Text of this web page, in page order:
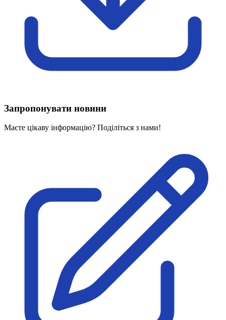
Харківська область
Херсонська область
Хмельницька область
Вивчаємо жестову мову
Дитяча сторінка
Новини про жестову мову
Проєкт "Жестова мова для поліцейських"
На допомогу військовим
Медична термінологія жестовою мовою
Нормативна база УТОГ
Конвенція ООН
Законодавство
Декларації
Документи ВФГ
Міжнародні документи
Запропонувати новини
Маєте цікаву інформацію? Поділіться з нами!